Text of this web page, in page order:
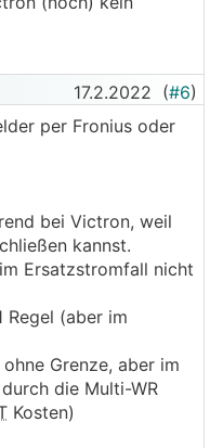
17.2.2022 (#6)
per Fronius oder
bei Victron, weil
kannst.
Ersatzstromfall nicht
Regel (aber im
Grenze, aber im
die Multi-WR
Kosten)